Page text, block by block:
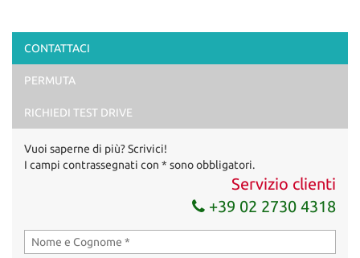
CONTATTACI
PERMUTA
RICHIEDI TEST DRIVE
Vuoi saperne di più? Scrivici!
I campi contrassegnati con * sono obbligatori.
Servizio clienti
+39 02 2730 4318